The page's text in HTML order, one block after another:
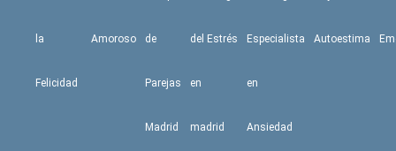
m
la
Felicidad
Amoroso de
Parejas
Madrid
del Estrés
en
madrid
Especialista
en
Ansiedad
Autoestima